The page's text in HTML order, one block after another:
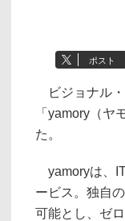
ポスト
ビジョナル・
「yamory（ヤ
た。
yamoryは、
ービス。独自
可能とし、ゼ